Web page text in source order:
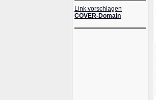
Link vorschlagen
COVER-Domain